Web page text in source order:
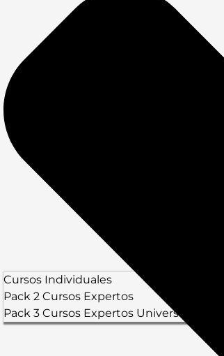
Cursos Individuales
Pack 2 Cursos Expertos
Pack 3 Cursos Expertos Universitarios